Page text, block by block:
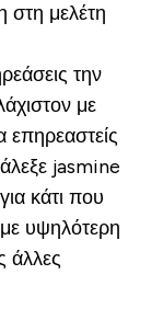
μελέτη
την
με
επηρεαστείς
jasmine
κάτι που
με υψηλότερη
άλλες